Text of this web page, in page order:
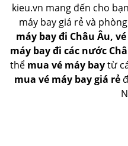
kieu.vn mang đến cho
máy bay giá rẻ và
máy bay đi Châu Âu,
máy bay đi các nước
thể mua vé máy baytừ
mua vé máy bay giá rẻ